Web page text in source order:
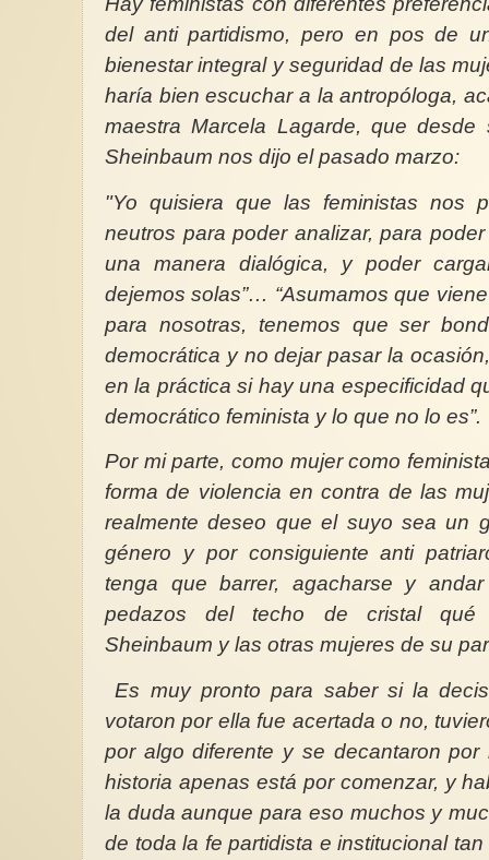
del anti partidismo, pero en pos de
bienestar integral y seguridad de las
haría bien escuchar a la antropóloga,
maestra Marcela Lagarde, que
Sheinbaum nos dijo el pasado marzo:
"Yo quisiera que las feministas nos
neutros para poder analizar, para
una manera dialógica, y poder
dejemos solas”… “Asumamos que
para nosotras, tenemos que ser
democrática y no dejar pasar la
en la práctica si hay una especificidad
democrático feminista y lo que no lo es”.
Por mi parte, como mujer como
forma de violencia en contra de las
realmente deseo que el suyo sea un
género y por consiguiente anti
tenga que barrer, agacharse y
pedazos del techo de cristal qué
Sheinbaum y las otras mujeres de su
Es muy pronto para saber si la
votaron por ella fue acertada o no,
por algo diferente y se decantaron
historia apenas está por comenzar, y
la duda aunque para eso muchos y
de toda la fe partidista e institucional